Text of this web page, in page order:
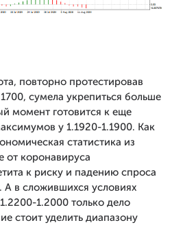
повторно протестировав
сумела укрепиться больше
момент готовится к еще
у 1.1920-1.1900. Как
статистика из
коронавируса
к риску и падению спроса
в сложившихся условиях
1.2000 только дело
стоит уделить диапазону